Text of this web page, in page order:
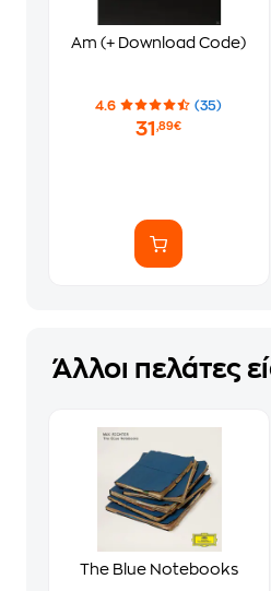
Am (+ Download Code)
4.6 (35)
31,89€
Άλλοι πελάτες
The Blue Notebooks